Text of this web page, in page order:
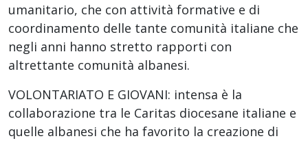
umanitario, che con attività formative e di
coordinamento delle tante comunità italiane che
negli anni hanno stretto rapporti con
altrettante comunità albanesi.
VOLONTARIATO E GIOVANI: intensa è la
collaborazione tra le Caritas diocesane italiane e
quelle albanesi che ha favorito la creazione di